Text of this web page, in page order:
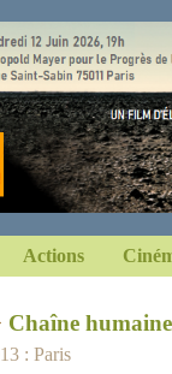
Actions
Chaîne humaine
: Paris